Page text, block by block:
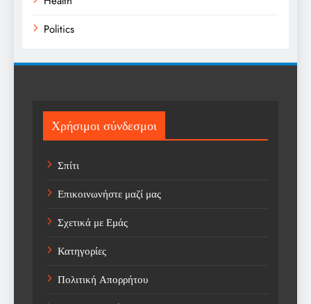
Politics
Sport
Sports
Technology
Trending
Weather
Αγορά
Αγορά Εργασίας
Χρήσιμοι σύνδεσμοι
Σπίτι
Επικοινωνήστε μαζί μας
Σχετικά με Εμάς
Κατηγορίες
Πολιτική Απορρήτου